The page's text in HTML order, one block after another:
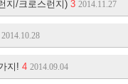
지/크로스런지) 3 2014.11.27
2014.10.28
지! 4 2014.09.04